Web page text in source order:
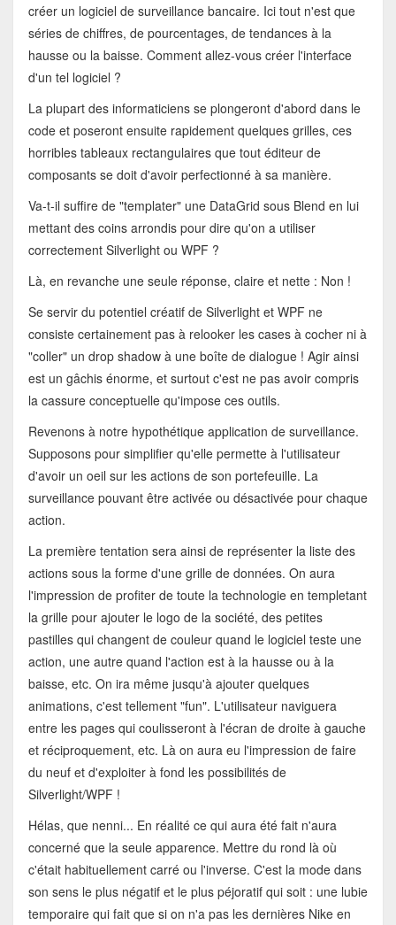
créer un logiciel de surveillance bancaire. Ici tout n'est que
séries de chiffres, de pourcentages, de tendances à la
hausse ou la baisse. Comment allez-vous créer l'interface
d'un tel logiciel ?
La plupart des informaticiens se plongeront d'abord dans le
code et poseront ensuite rapidement quelques grilles, ces
horribles tableaux rectangulaires que tout éditeur de
composants se doit d'avoir perfectionné à sa manière.
Va-t-il suffire de "templater" une DataGrid sous Blend en lui
mettant des coins arrondis pour dire qu'on a utiliser
correctement Silverlight ou WPF ?
Là, en revanche une seule réponse, claire et nette : Non !
Se servir du potentiel créatif de Silverlight et WPF ne
consiste certainement pas à relooker les cases à cocher ni à
"coller" un drop shadow à une boîte de dialogue ! Agir ainsi
est un gâchis énorme, et surtout c'est ne pas avoir compris
la cassure conceptuelle qu'impose ces outils.
Revenons à notre hypothétique application de surveillance.
Supposons pour simplifier qu'elle permette à l'utilisateur
d'avoir un oeil sur les actions de son portefeuille. La
surveillance pouvant être activée ou désactivée pour chaque
action.
La première tentation sera ainsi de représenter la liste des
actions sous la forme d'une grille de données. On aura
l'impression de profiter de toute la technologie en templetant
la grille pour ajouter le logo de la société, des petites
pastilles qui changent de couleur quand le logiciel teste une
action, une autre quand l'action est à la hausse ou à la
baisse, etc. On ira même jusqu'à ajouter quelques
animations, c'est tellement "fun". L'utilisateur naviguera
entre les pages qui coulisseront à l'écran de droite à gauche
et réciproquement, etc. Là on aura eu l'impression de faire
du neuf et d'exploiter à fond les possibilités de
Silverlight/WPF !
Hélas, que nenni... En réalité ce qui aura été fait n'aura
concerné que la seule apparence. Mettre du rond là où
c'était habituellement carré ou l'inverse. C'est la mode dans
son sens le plus négatif et le plus péjoratif qui soit : une lubie
temporaire qui fait que si on n'a pas les dernières Nike en